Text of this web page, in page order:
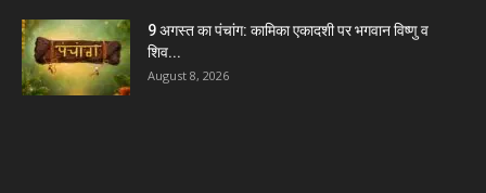
9 अगस्त का पंचांग: कामिका एकादशी पर भगवान विष्णु व
शिव...
August 8, 2026